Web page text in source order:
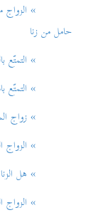
» الزواج من
حامل من زنا
» التمتّع
» التمتّع
» زواج
» الزواج
» هل الزنا
» الزواج